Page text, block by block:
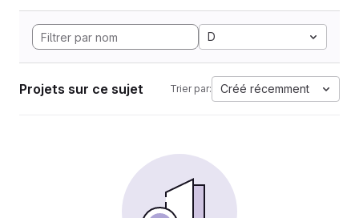
D
Projets sur ce sujet Trier par: Créé récemment